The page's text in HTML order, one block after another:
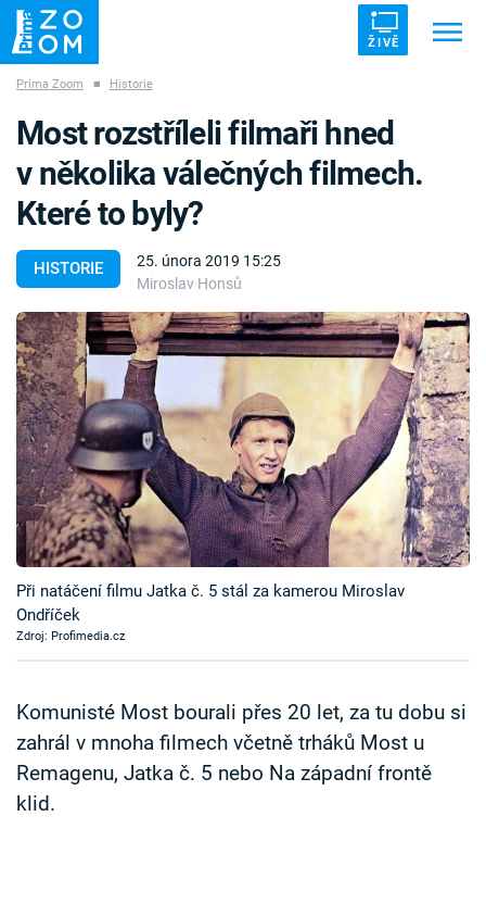
ŽIVĚ
ZÁHADY VETŘELCI DÁVNOVĚKU
Témata
Témata
Pořady
TV Program
Časopis
Sledujte prima+
Přihlášení
Sledujte nás
Prima Zoom ■ Historie
HISTORIE
25. února 2019 15:25
Miroslav Honsů
Most rozstříleli filmaři hned
v několika válečných filmech.
Které to byly?
Při natáčení filmu Jatka č. 5 stál za kamerou Miroslav
Ondříček
Zdroj: Profimedia.cz
Komunisté Most bourali přes 20 let, za tu dobu si
zahrál v mnoha filmech včetně trháků Most u
Remagenu, Jatka č. 5 nebo Na západní frontě
klid.